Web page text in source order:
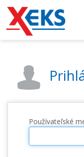
Používateľské